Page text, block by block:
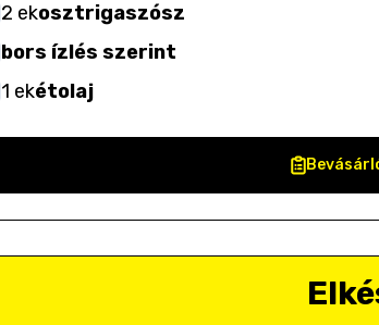
2 ekosztrigaszósz
bors ízlés szerint
1 ekétolaj